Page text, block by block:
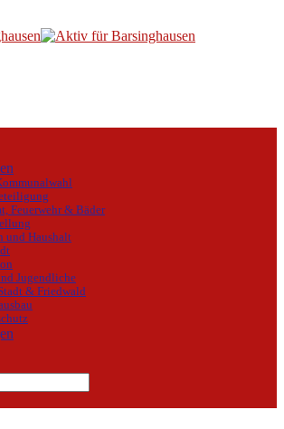
Feuerwehr & Bäder
und Haushalt
Jugendliche
& Friedwald